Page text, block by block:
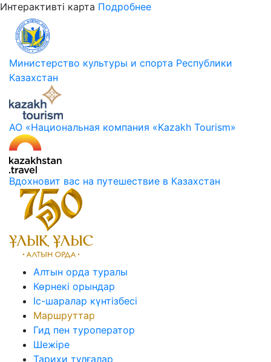
Интерактивті карта Подробнее
Министерство культуры и спорта Республики
Казахстан
АО «Национальная компания «Kazakh Tourism»
Вдохновит вас на путешествие в Казахстан
Алтын орда туралы
Көрнекі орындар
Іс-шаралар күнтізбесі
Маршруттар
Гид пен туроператор
Шежіре
Тарихи тұлғалар